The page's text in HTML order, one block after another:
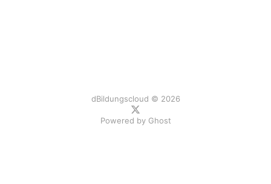
dBildungscloud © 2026
Powered by Ghost